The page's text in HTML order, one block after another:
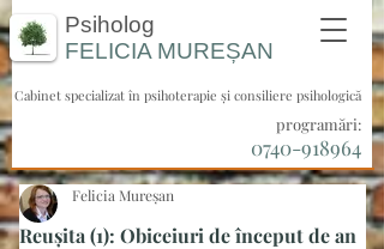
Psiholog
FELICIA MUREȘAN
Cabinet specializat în psihoterapie și consiliere psihologică
programări:
0740-918964
Reușita (1): Obiceiuri de început de an
Felicia Mureșan